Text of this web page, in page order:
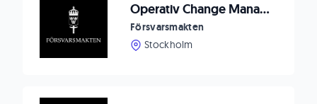
Operativ Change Manager
Försvarsmakten
Stockholm